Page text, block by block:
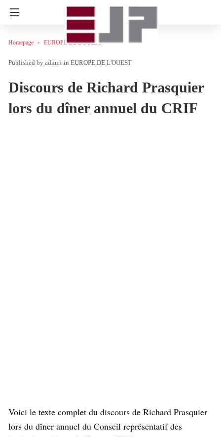
Homepage EUROPE DE L'OUEST
admin in EUROPE DE L'OUEST
Discours de Richard Prasquier
lors du dîner annuel du CRIF
Voici le texte complet du discours de Richard Prasquier
lors du dîner annuel du Conseil représentatif des